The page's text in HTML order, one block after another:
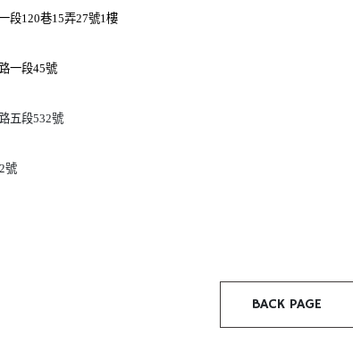
段120巷15弄27號1樓
一段45號
五段532號
號
BACK PAGE